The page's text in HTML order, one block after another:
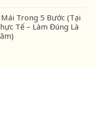
Trong 5 Bước (Tại
Tế – Làm Đúng Là